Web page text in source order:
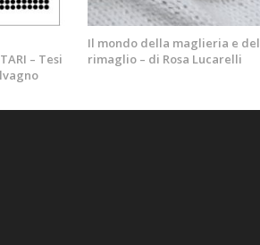
– Tesi
Il mondo della maglieria e del
rimaglio – di Rosa Lucarelli